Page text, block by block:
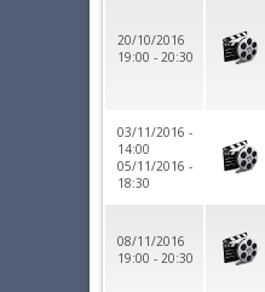
20/10/2016
19:00 - 20:30
03/11/2016 -
14:00
05/11/2016 -
18:30
08/11/2016
19:00 - 20:30